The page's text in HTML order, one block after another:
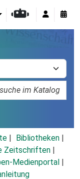
Bibliotheken
Zeitschriften
Medienportal